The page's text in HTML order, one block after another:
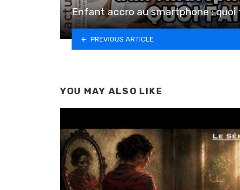
Enfant accro au smartphone : quoi
PREVIOUS ARTICLE
YOU MAY ALSO LIKE